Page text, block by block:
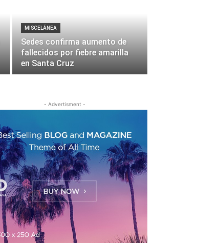
MISCELÁNEA
Sedes confirma aumento de
fallecidos por fiebre amarilla
en Santa Cruz
- Advertisment -